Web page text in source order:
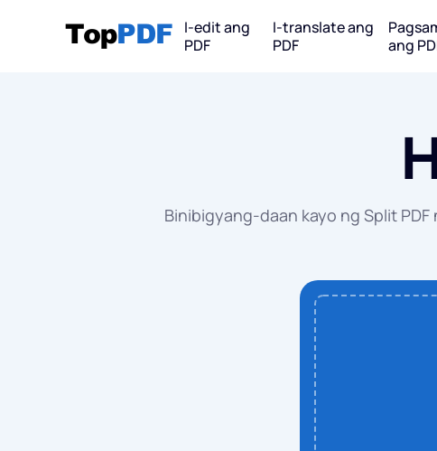
I-edit ang
PDF
I-translate ang
PDF
ang
PDF
PDF
Binibigyang-daan kayo ng Split